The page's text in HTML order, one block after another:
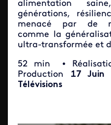
alimentation
générations,
menacé par de
comme la
ultra-transformée et
52 min •
Production 17 Juin
Télévisions